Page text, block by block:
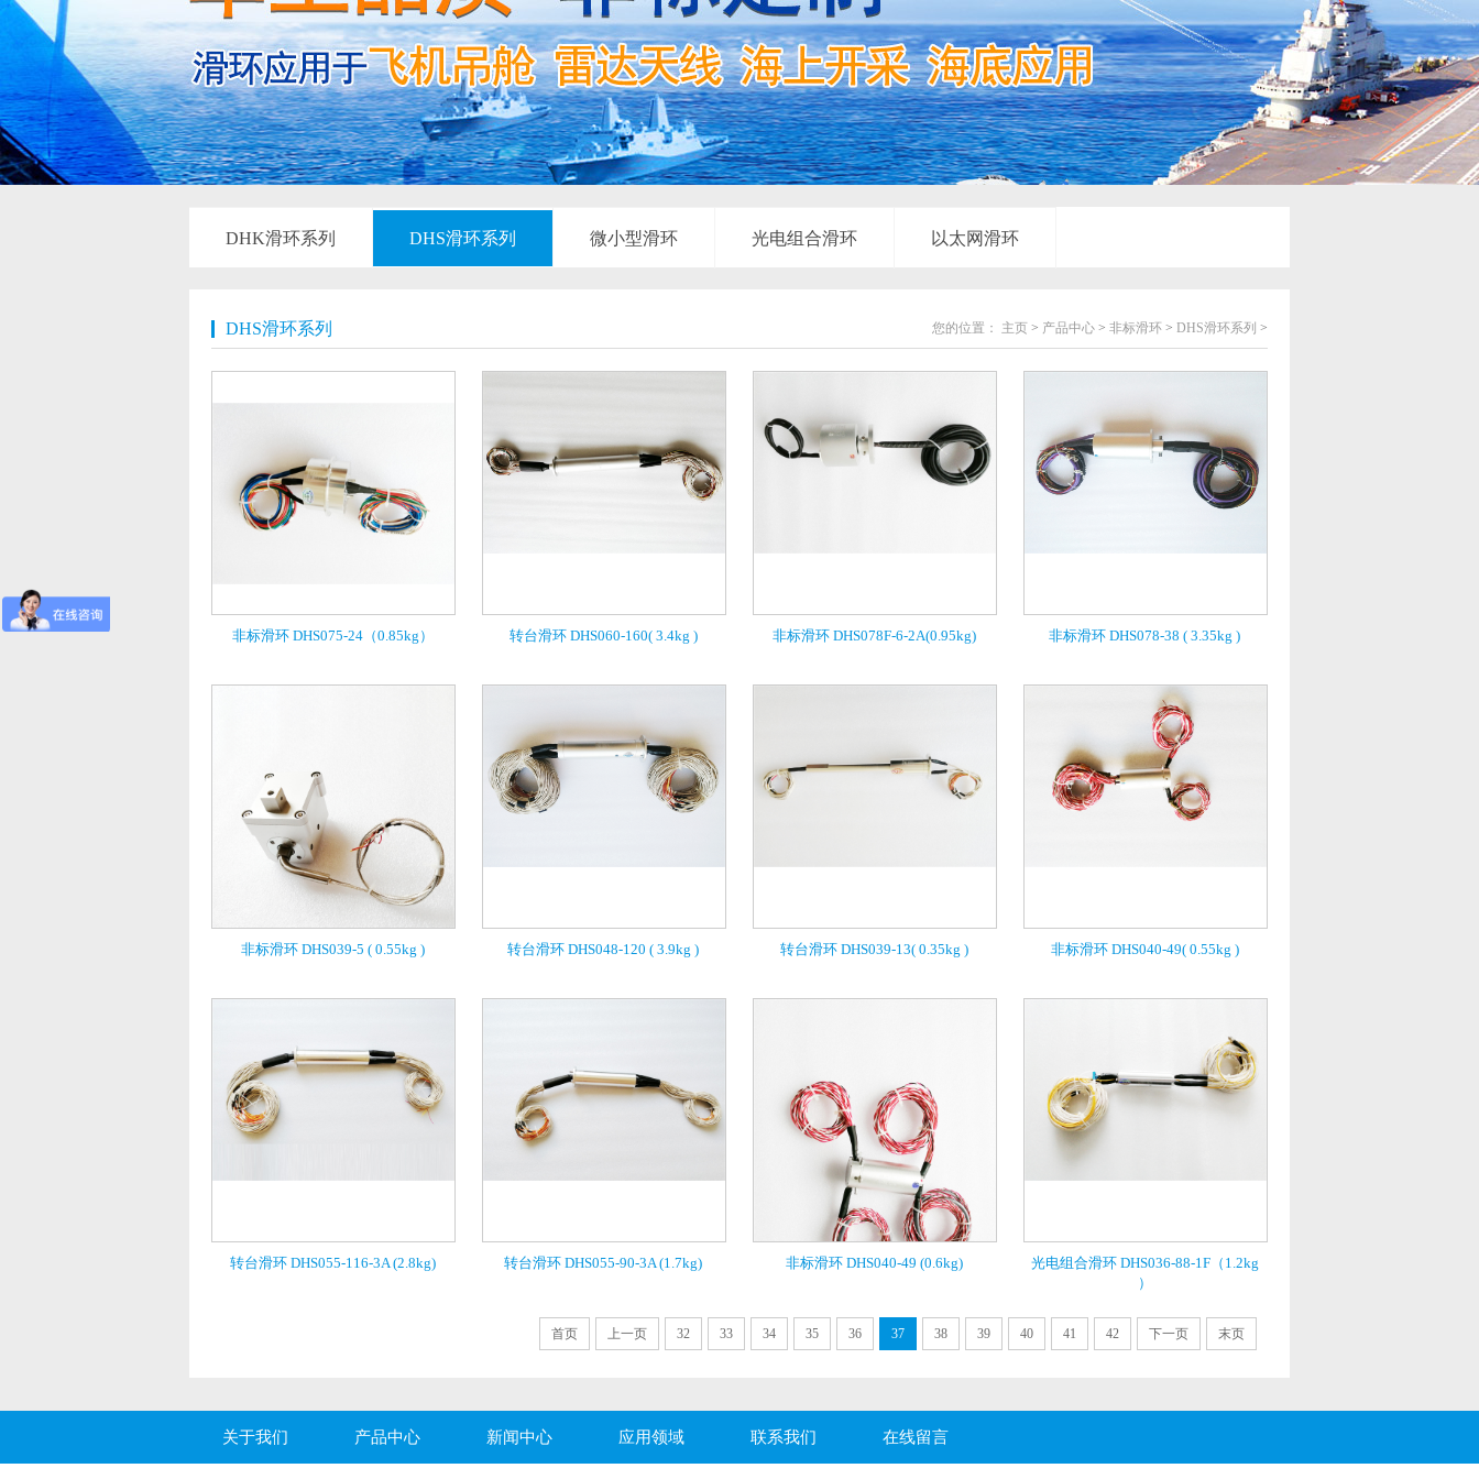
DHK滑环系列 DHS滑环系列 微小型滑环 光电组合滑环 以太网滑环
DHS滑环系列 您的位置： 主页 > 产品中心 > 非标滑环 > DHS滑环系列 >
非标滑环 DHS075-24（0.85kg） 转台滑环 DHS060-160( 3.4kg ) 非标滑环 DHS078F-6-2A(0.95kg) 非标滑环 DHS078-38 ( 3.35kg )
非标滑环 DHS039-5 ( 0.55kg ) 转台滑环 DHS048-120 ( 3.9kg ) 转台滑环 DHS039-13( 0.35kg ) 非标滑环 DHS040-49( 0.55kg )
转台滑环 DHS055-116-3A (2.8kg) 转台滑环 DHS055-90-3A (1.7kg) 非标滑环 DHS040-49 (0.6kg)
光电组合滑环 DHS036-88-1F（1.2kg
）
首页 上一页 32 33 34 35 36 37 38 39 40 41 42 下一页 末页
关于我们 产品中心 新闻中心 应用领域 联系我们 在线留言